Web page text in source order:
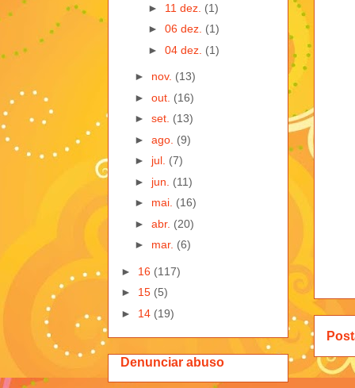
► 11 dez. (1)
► 06 dez. (1)
► 04 dez. (1)
► nov. (13)
► out. (16)
► set. (13)
► ago. (9)
► jul. (7)
► jun. (11)
► mai. (16)
► abr. (20)
► mar. (6)
► 16 (117)
► 15 (5)
► 14 (19)
Denunciar abuso